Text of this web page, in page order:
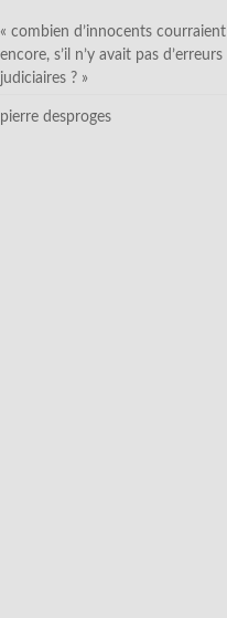
« combien d’innocents courraient
encore, s’il n’y avait pas d’erreurs
judiciaires ? »
pierre desproges